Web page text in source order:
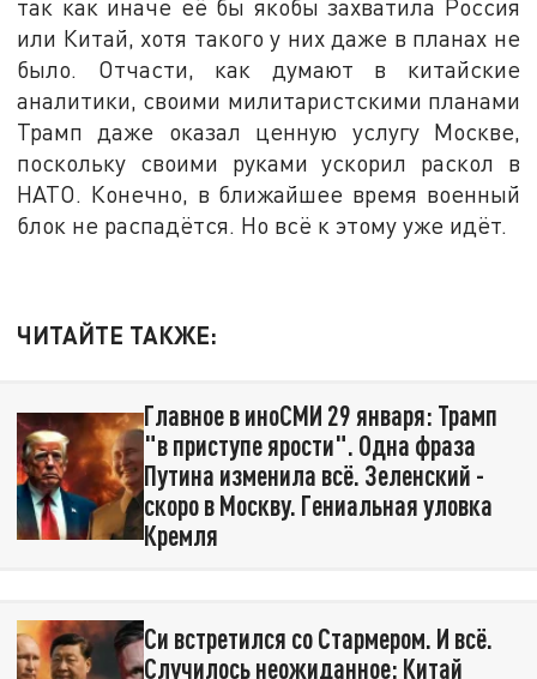
так как иначе её бы якобы захватила Россия
или Китай, хотя такого у них даже в планах не
было. Отчасти, как думают в китайские
аналитики, своими милитаристскими планами
Трамп даже оказал ценную услугу Москве,
поскольку своими руками ускорил раскол в
НАТО. Конечно, в ближайшее время военный
блок не распадётся. Но всё к этому уже идёт.
ЧИТАЙТЕ ТАКЖЕ:
Главное в иноСМИ 29 января: Трамп
"в приступе ярости". Одна фраза
Путина изменила всё. Зеленский -
скоро в Москву. Гениальная уловка
Кремля
Си встретился со Стармером. И всё.
Случилось неожиданное: Китай